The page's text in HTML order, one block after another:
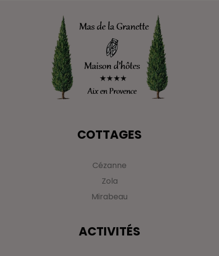
COTTAGES
Cézanne
Zola
Mirabeau
ACTIVITÉS